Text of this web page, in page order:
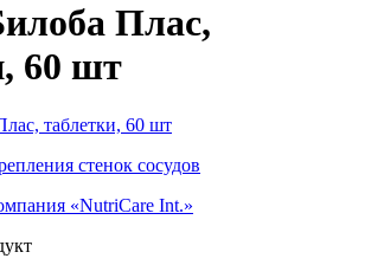
Плас,
60 шт
стенок сосудов
«NutriCare Int.»